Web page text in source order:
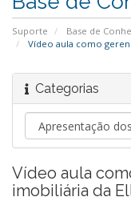
Suporte Base de
Vídeo aula como
Categorias
Vídeo aula
imobiliária da